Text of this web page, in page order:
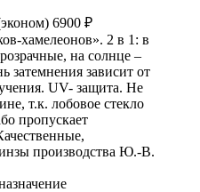
6900 ₽
хамелеонов». 2 в 1: в
на солнце –
затемнения зависит от
UV- защита. Не
т.к. лобовое стекло
пропускает
производства Ю.-В.